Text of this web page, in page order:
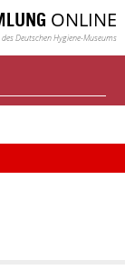
ONLINE
Deutschen Hygiene-Museums